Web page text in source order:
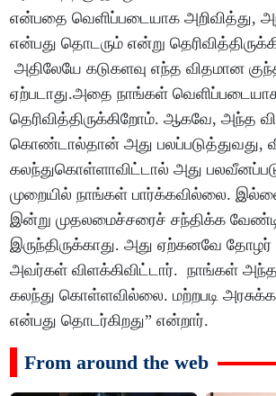
என்பதை வெளிப்படையாக அறிவித்து,
என்பது தொடரும் என்று
அதிலேயே கடுகளவு எந்த விதமான
ஏற்படாது.அதை நாங்கள்
தெரிவித்திருக்கிறோம். ஆகவே, அந்த
கொண்டால்தான் அது பலப்படுத்துவது,
கலந்துகொள்ளாவிட்டால் அது
முறையில் நாங்கள் பார்க்கவில்லை.
இன்று முதலமைச்சரைச் சந்திக்க
இருந்திருக்காது. அது ஏற்கனவே
அவர்கள் விளக்கிவிட்டார். நாங்கள் அந்த
கலந்து கொள்ளவில்லை. மற்றபடி
என்பது தொடர்கிறது” என்றார்.
From around the web